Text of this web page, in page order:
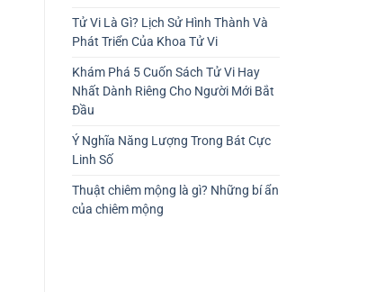
Tử Vi Là Gì? Lịch Sử Hình Thành Và
Phát Triển Của Khoa Tử Vi
Khám Phá 5 Cuốn Sách Tử Vi Hay
Nhất Dành Riêng Cho Người Mới Bắt
Đầu
Ý Nghĩa Năng Lượng Trong Bát Cực
Linh Số
Thuật chiêm mộng là gì? Những bí ẩn
của chiêm mộng